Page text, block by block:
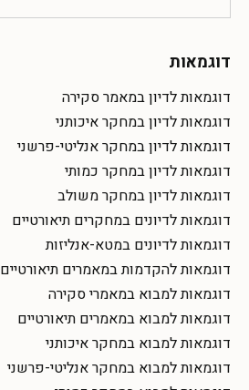
דוגמאות
דוגמאות לדיון במאמר סקירה
דוגמאות לדיון במחקר איכותני
דוגמאות לדיון במחקר אנליטי-פרשני
דוגמאות לדיון במחקר כמותי
דוגמאות לדיון במחקר משולב
דוגמאות לדיונים במחקרים תיאורטיים
דוגמאות לדיונים במטא-אנליזות
דוגמאות להקדמות במאמרים תיאורטיים
דוגמאות למבוא במאמרי סקירה
דוגמאות למבוא במאמרים תיאורטיים
דוגמאות למבוא במחקר איכותני
דוגמאות למבוא במחקר אנליטי-פרשני